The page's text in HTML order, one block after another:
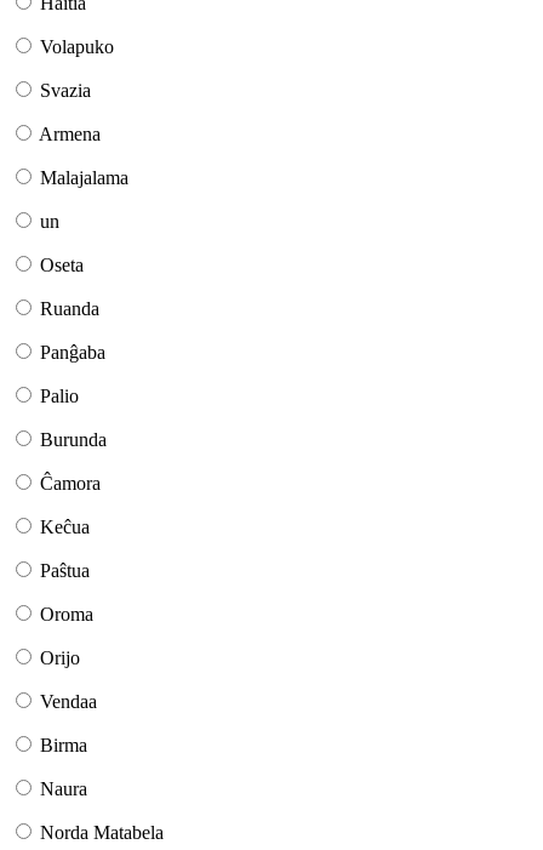
Volapuko
Svazia
Armena
Malajalama
un
Oseta
Ruanda
Panĝaba
Palio
Burunda
Ĉamora
Keĉua
Paŝtua
Oroma
Orijo
Vendaa
Birma
Naura
Norda Matabela